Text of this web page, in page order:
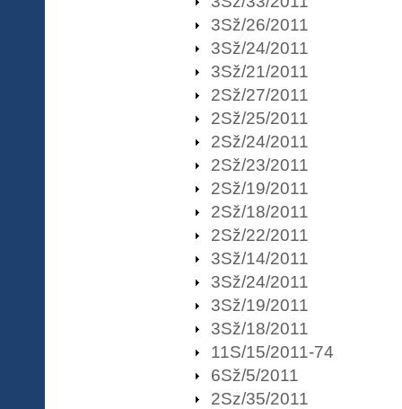
3Sž/26/2011
3Sž/24/2011
3Sž/21/2011
2Sž/27/2011
2Sž/25/2011
2Sž/24/2011
2Sž/23/2011
2Sž/19/2011
2Sž/18/2011
2Sž/22/2011
3Sž/14/2011
3Sž/24/2011
3Sž/19/2011
3Sž/18/2011
11S/15/2011-74
6Sž/5/2011
2Sz/35/2011